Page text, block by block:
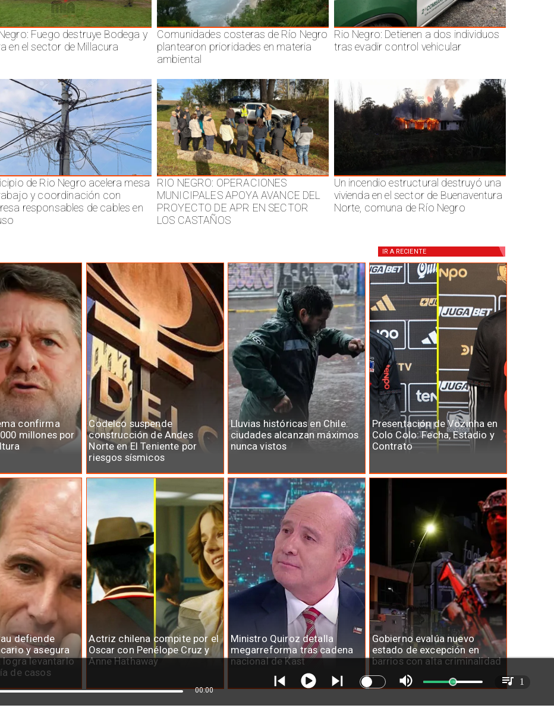
Fuego destruye Bodega y
en el sector de Millacura
Comunidades costeras de Río Negro
plantearon prioridades en materia
ambiental
Rio Negro: Detienen a dos individuos
tras evadir control vehicular
de Rio Negro acelera mesa
y coordinación con
responsables de cables en
RIO NEGRO: OPERACIONES
MUNICIPALES APOYA AVANCE DEL
PROYECTO DE APR EN SECTOR
LOS CASTAÑOS
Un incendio estructural destruyó una
vivienda en el sector de Buenaventura
Norte, comuna de Río Negro
confirma
millones por
Codelco suspende
construcción de Andes
Norte en El Teniente por
riesgos sísmicos
Lluvias históricas en Chile:
ciudades alcanzan máximos
nunca vistos
Presentación de Vozinha en
Colo Colo: Fecha, Estadio y
Contrato
defiende
y asegura
logra levantarlo
de casos
Actriz chilena compite por el
Oscar con Penélope Cruz y
Anne Hathaway
Ministro Quiroz detalla
megarreforma tras cadena
nacional de Kast
Gobierno evalúa nuevo
estado de excepción en
barrios con alta criminalidad
IR A RECIENTE
00:00
1